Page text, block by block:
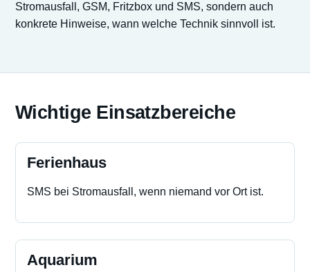
Stromausfall, GSM, Fritzbox und SMS, sondern auch
konkrete Hinweise, wann welche Technik sinnvoll ist.
Wichtige Einsatzbereiche
Ferienhaus
SMS bei Stromausfall, wenn niemand vor Ort ist.
Aquarium